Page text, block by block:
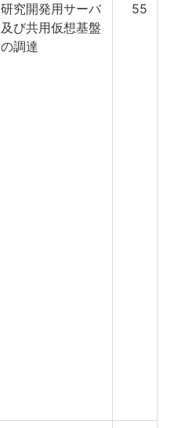
研究開発用サーバ
及び共用仮想基盤
の調達
55